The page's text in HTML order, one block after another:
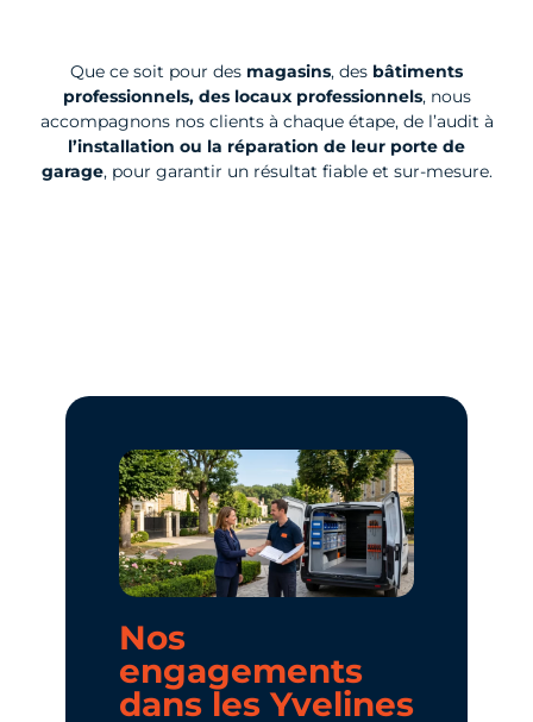
Que ce soit pour des magasins, des bâtiments
professionnels, des locaux professionnels, nous
accompagnons nos clients à chaque étape, de l’audit à
l’installation ou la réparation de leur porte de
garage, pour garantir un résultat fiable et sur-mesure.
Nos
engagements
dans les Yvelines